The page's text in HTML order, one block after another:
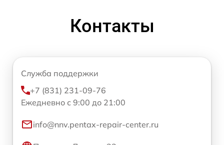
Контакты
Служба поддержки
+7 (831) 231-09-76
Ежедневно с 9:00 до 21:00
info@nnv.pentax-repair-center.ru